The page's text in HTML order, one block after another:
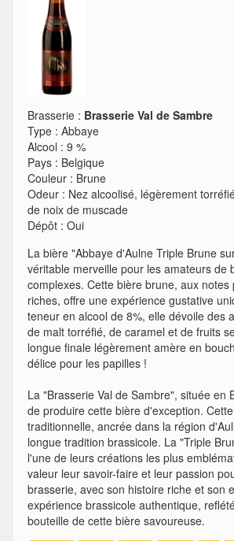
Brasserie : Brasserie Val de Sambre
Type : Abbaye
Alcool : 9 %
Pays : Belgique
Couleur : Brune
Odeur : Nez alcoolisé, légèrement
de noix de muscade
Dépôt : Oui
La bière "Abbaye d'Aulne Triple Brune
véritable merveille pour les amateurs de
complexes. Cette bière brune, aux notes
riches, offre une expérience gustative
teneur en alcool de 8%, elle dévoile des
de malt torréfié, de caramel et de fruits
longue finale légèrement amère en
délice pour les papilles !
La "Brasserie Val de Sambre", située en
de produire cette bière d'exception.
traditionnelle, ancrée dans la région
longue tradition brassicole. La "Triple
l'une de leurs créations les plus
valeur leur savoir-faire et leur passion
brasserie, avec son histoire riche et son
expérience brassicole authentique,
bouteille de cette bière savoureuse.